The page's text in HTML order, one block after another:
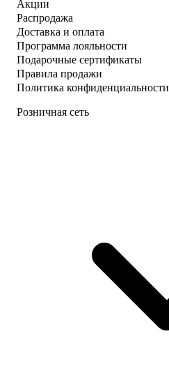
Акции
Распродажа
Доставка и оплата
Программа лояльности
Подарочные сертификаты
Правила продажи
Политика конфиденциальности
Розничная сеть